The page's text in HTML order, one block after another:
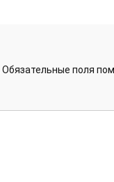
Обязательные поля